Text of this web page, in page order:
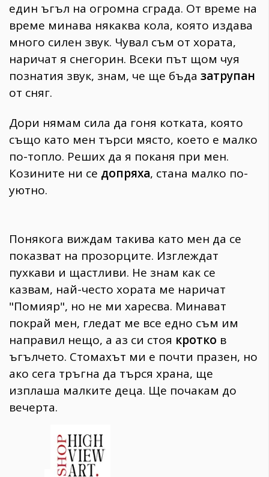
ПОСЛЕДВАЙТЕ
НИ
един ъгъл на огромна сграда. От време на
време минава някаква кола, която издава
много силен звук. Чувал съм от хората,
наричат я снегорин. Всеки път щом чуя
познатия звук, знам, че ще бъда затрупан
от сняг.
Дори нямам сила да гоня котката, която
също като мен търси място, което е малко
по-топло. Реших да я поканя при мен.
Козините ни се допряха, стана малко по-
уютно.
Понякога виждам такива като мен да се
показват на прозорците. Изглеждат
пухкави и щастливи. Не знам как се
казвам, най-често хората ме наричат
"Помияр", но не ми харесва. Минават
покрай мен, гледат ме все едно съм им
направил нещо, а аз си стоя кротко в
ъгълчето. Стомахът ми е почти празен, но
ако сега тръгна да търся храна, ще
изплаша малките деца. Ще почакам до
вечерта.